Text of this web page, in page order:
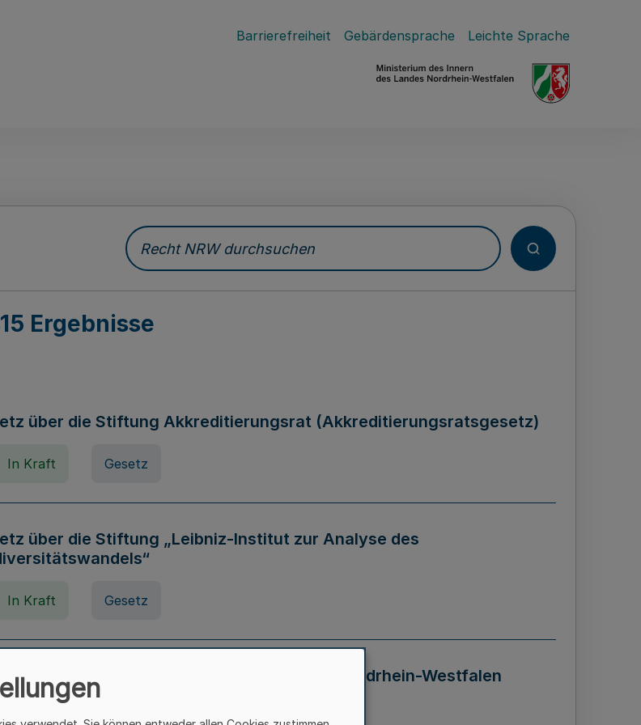
Barrierefreiheit Gebärdensprache Leichte Sprache
Recht NRW durchsuchen
Ergebnisse
über die Stiftung Akkreditierungsrat (Akkreditierungsratsgesetz)
In Kraft Gesetz
über die Stiftung „Leibniz-Institut zur Analyse des
In Kraft Gesetz
über die Kunsthochschulen des Landes Nordrhein-Westfalen
- KunstHG)